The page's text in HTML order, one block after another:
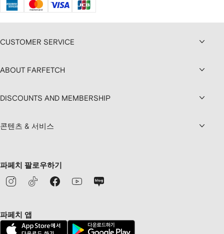
CUSTOMER SERVICE
ABOUT FARFETCH
DISCOUNTS AND MEMBERSHIP
콘텐츠 & 서비스
파페치 팔로우하기
파페치 앱